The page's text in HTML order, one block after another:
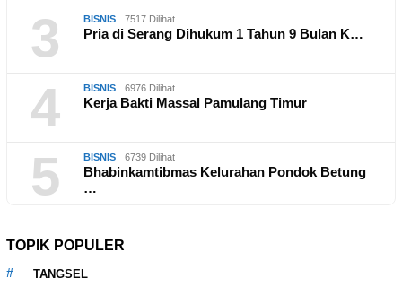
3 BISNIS 7517 Dilihat
Pria di Serang Dihukum 1 Tahun 9 Bulan K…
4 BISNIS 6976 Dilihat
Kerja Bakti Massal Pamulang Timur
5 BISNIS 6739 Dilihat
Bhabinkamtibmas Kelurahan Pondok Betung
…
TOPIK POPULER
TANGSEL